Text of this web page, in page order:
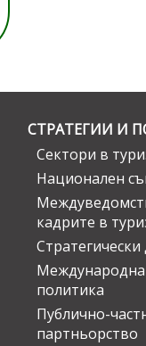
СТРАТЕГИИ И
Сектори в
Национален
кадрите в
Международна
политика
Публично-
партньорство